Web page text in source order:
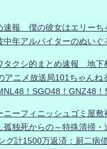
速報 僕の彼女はエリーち
中年アルバイターのぬいぐ
クシ的まとめ速報 地下
ニメ放送局101ちゃんね
！SGO48！GNZ48！
ニーフィニッシュゴミ屋敷
孤独死からの～特殊清掃・
グ計1500万返済：厨二病